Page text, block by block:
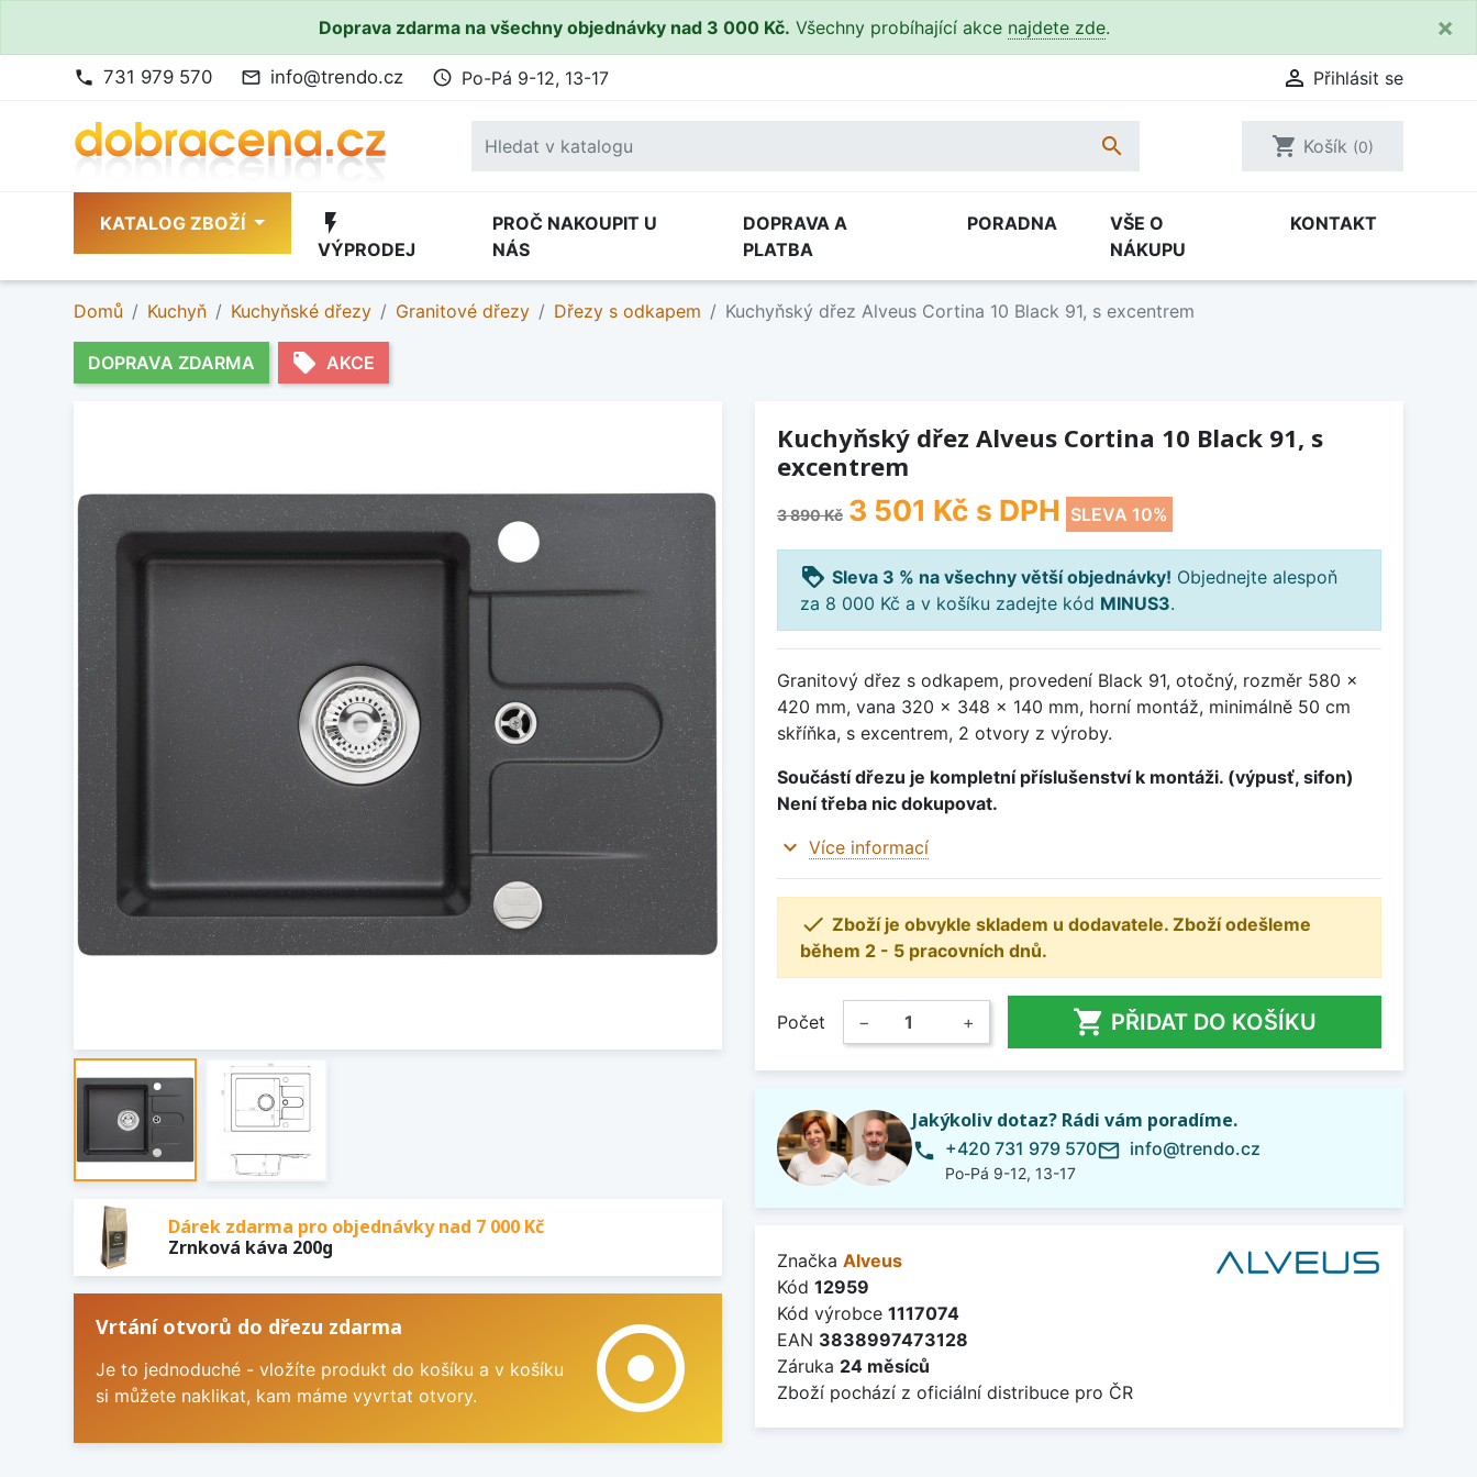
Doprava zdarma na všechny objednávky nad 3 000 Kč. Všechny probíhající akce najdete zde. ×
phone 731 979 570 mail_outline info@trendo.cz access_time Po-Pá 9-12, 13-17  Přihlásit se
 shopping_cart Košík (0)
KATALOG ZBOŽÍ flash_on
VÝPRODEJ
PROČ NAKOUPIT U
NÁS
DOPRAVA A
PLATBA
PORADNA
VŠE O
NÁKUPU
KONTAKT
Domů Kuchyň Kuchyňské dřezy Granitové dřezy Dřezy s odkapem Kuchyňský dřez Alveus Cortina 10 Black 91, s excentrem
DOPRAVA ZDARMA local_offer AKCE
Dárek zdarma pro objednávky nad 7 000 Kč
Zrnková káva 200g
Vrtání otvorů do dřezu zdarma
Je to jednoduché - vložíte produkt do košíku a v košíku
si můžete naklikat, kam máme vyvrtat otvory.
adjust
Kuchyňský dřez Alveus Cortina 10 Black 91, s
excentrem
3 890 Kč 3 501 Kč s DPH SLEVA 10%
loyalty Sleva 3 % na všechny větší objednávky! Objednejte alespoň
za 8 000 Kč a v košíku zadejte kód MINUS3.
Granitový dřez s odkapem, provedení Black 91, otočný, rozměr 580 x
420 mm, vana 320 x 348 x 140 mm, horní montáž, minimálně 50 cm
skříňka, s excentrem, 2 otvory z výroby.
Součástí dřezu je kompletní příslušenství k montáži. (výpusť, sifon)
Není třeba nic dokupovat.
expand_more Více informací
 Zboží je obvykle skladem u dodavatele. Zboží odešleme
během 2 - 5 pracovních dnů.
Počet − +  PŘIDAT DO KOŠÍKU
Jakýkoliv dotaz? Rádi vám poradíme.
phone +420 731 979 570
Po-Pá 9-12, 13-17
mail_outline info@trendo.cz
Značka Alveus
Kód 12959
Kód výrobce 1117074
EAN 3838997473128
Záruka 24 měsíců
Zboží pochází z oficiální distribuce pro ČR